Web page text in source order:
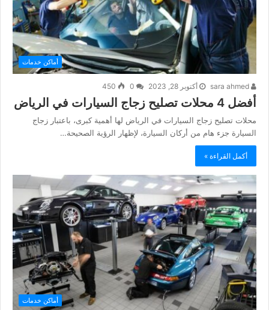
أماكن خدمات
أكتوبر 28, 2023 450
أفضل 4 محلات تصليح زجاج السيارات في الرياض
محلات تصليح زجاج السيارات في الرياض لها أهمية كبرى، باعتبار زجاج
السيارة جزء هام من أركان السيارة، لإظهار الرؤية الصحيحة…
أكمل القراءة »
أماكن خدمات